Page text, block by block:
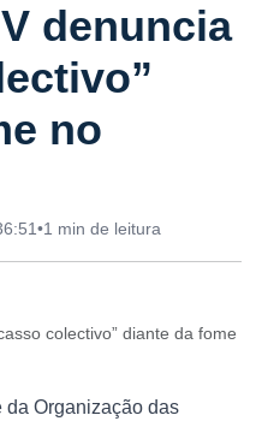
denuncia
no
•1 min de leitura
colectivo” diante da fome
da Organização das